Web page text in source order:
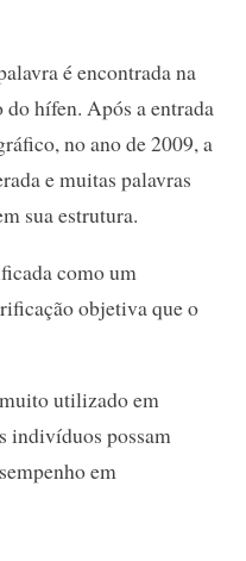
é encontrada na
do hífen. Após a entrada
no ano de 2009, a
e muitas palavras
sua estrutura.
como um
objetiva que o
utilizado em
indivíduos possam
em